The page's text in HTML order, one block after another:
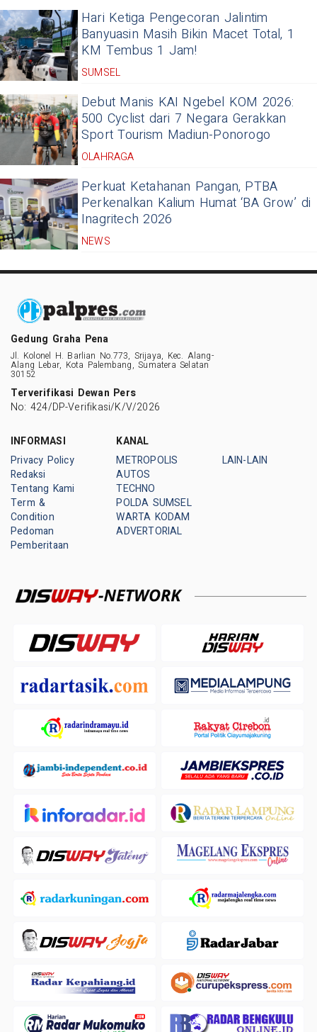
Hari Ketiga Pengecoran Jalintim
Banyuasin Masih Bikin Macet Total, 1
KM Tembus 1 Jam!
SUMSEL
Debut Manis KAI Ngebel KOM 2026:
500 Cyclist dari 7 Negara Gerakkan
Sport Tourism Madiun-Ponorogo
OLAHRAGA
Perkuat Ketahanan Pangan, PTBA
Perkenalkan Kalium Humat ‘BA Grow’ di
Inagritech 2026
NEWS
Gedung Graha Pena
Jl. Kolonel H. Barlian No.773, Srijaya, Kec. Alang-
Alang Lebar, Kota Palembang, Sumatera Selatan
30152
Terverifikasi Dewan Pers
No: 424/DP-Verifikasi/K/V/2026
INFORMASI
Privacy Policy
Redaksi
Tentang Kami
Term &
Condition
Pedoman
Pemberitaan
KANAL
METROPOLIS
AUTOS
TECHNO
POLDA SUMSEL
WARTA KODAM
ADVERTORIAL
LAIN-LAIN